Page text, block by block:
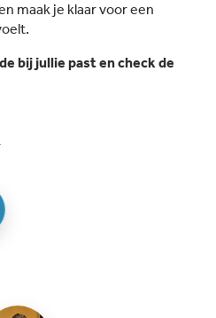
maak je klaar voor een
bij jullie past en check de